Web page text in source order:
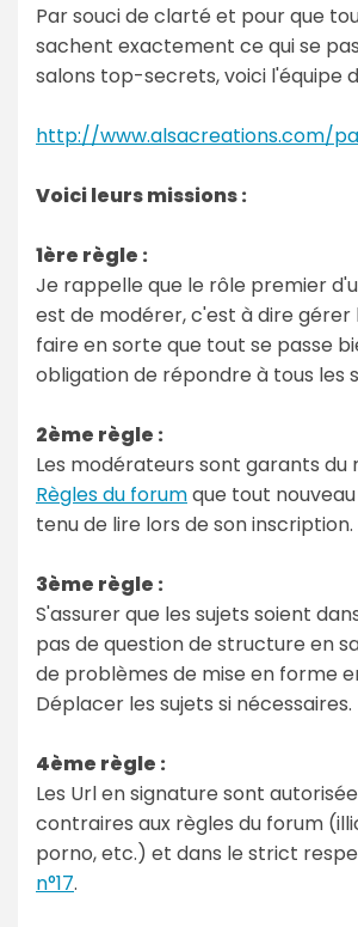
Par souci de clarté et pour que
sachent exactement ce qui se
salons top-secrets, voici l'équipe
http://www.alsacreations.com/
Voici leurs missions :
1ère règle :
Je rappelle que le rôle premier
est de modérer, c'est à dire gérer
faire en sorte que tout se passe
obligation de répondre à tous les
2ème règle :
Les modérateurs sont garants du
Règles du forumque tout
tenu de lire lors de son inscription.
3ème règle :
S'assurer que les sujets soient
pas de question de structure en
de problèmes de mise en forme
Déplacer les sujets si nécessaires.
4ème règle :
Les Url en signature sont
contraires aux règles du forum
porno, etc.) et dans le strict
n°17.